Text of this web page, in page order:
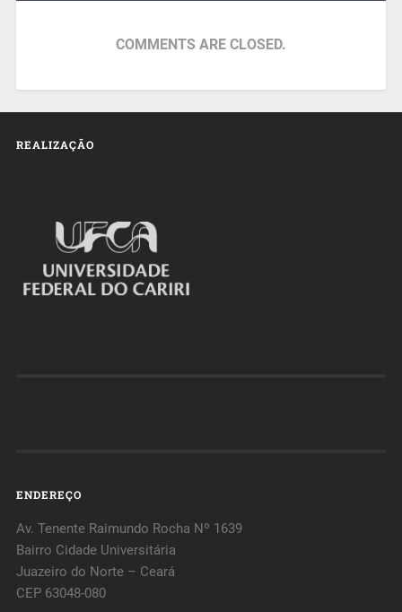
COMMENTS ARE CLOSED.
REALIZAÇÃO
ENDEREÇO
Av. Tenente Raimundo Rocha Nº 1639
Bairro Cidade Universitária
Juazeiro do Norte – Ceará
CEP 63048-080